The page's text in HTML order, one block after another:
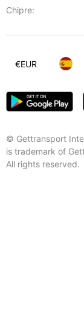
Chipre:
© Gettransport
is trademark of
All rights reserved.
€EUR